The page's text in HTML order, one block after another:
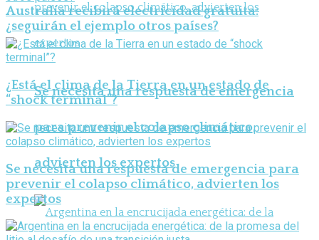
Se necesita una respuesta de emergencia
para prevenir el colapso climático,
advierten los expertos
Australia recibirá electricidad gratuita:
¿seguirán el ejemplo otros países?
¿Está el clima de la Tierra en un estado de
“shock terminal”?
Se necesita una respuesta de emergencia para
prevenir el colapso climático, advierten los
expertos